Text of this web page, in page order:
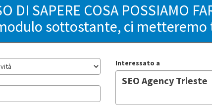
DI SAPERE COSA POSSIAMO
sottostante, ci
Interessato a